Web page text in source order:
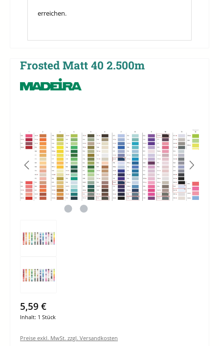
erreichen.
Frosted Matt 40 2.500m
5,59 €
Inhalt: 1 Stück
Preise exkl. MwSt. zzgl. Versandkosten